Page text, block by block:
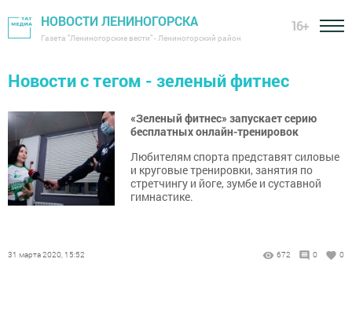
НОВОСТИ ЛЕНИНОГОРСКА
Газета "Лениногорские вести" - Лениногорский район
16+
Новости с тегом - зеленый фитнес
«Зеленый фитнес» запускает серию
бесплатных онлайн-тренировок
Любителям спорта представят силовые
и круговые тренировки, занятия по
стретчингу и йоге, зумбе и суставной
гимнастике.
31 марта 2020, 15:52 672 0 0